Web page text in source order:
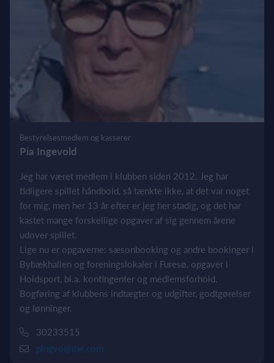
Bestyrelsesmedlem og kasserer
Pia Ingevold
Jeg har været medlem i klubben siden 2012. Jeg har
tidligere spillet håndbold, så tænkte ikke, at det var noget
for mig, men her 13 år efter er jeg her stadig, og det har
kastet mange forskellige opgaver af sig gennem årene
udover spillet.
Lige nu er opgaverne: sæsonbooking og andre bookinger i
Bybækhallen og foreningslokaler i Furesø, opgaver i
Holdsport, bl.a. kontingenter og medlemsforhold.
Bogføring af klubbens indtægter og udgifter, godtgørelser
og lønninger.
30233515
pingvo@me.com